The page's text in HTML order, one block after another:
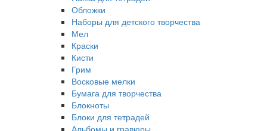
Обложки
Наборы для детского творчества
Мел
Краски
Кисти
Грим
Восковые мелки
Бумага для творчества
Блокноты
Блоки для тетрадей
Альбомы и гравюры